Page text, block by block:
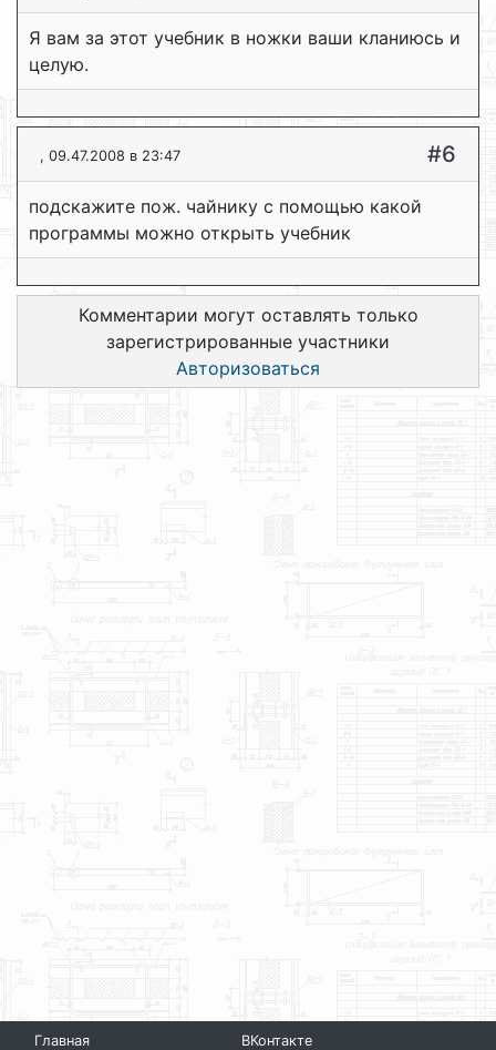
Я вам за этот учебник в ножки ваши кланиюсь и
целую.
, 09.47.2008 в 23:47 #6
подскажите пож. чайнику с помощью какой
программы можно открыть учебник
Комментарии могут оставлять только
зарегистрированные участники
Авторизоваться
Главная ВКонтакте